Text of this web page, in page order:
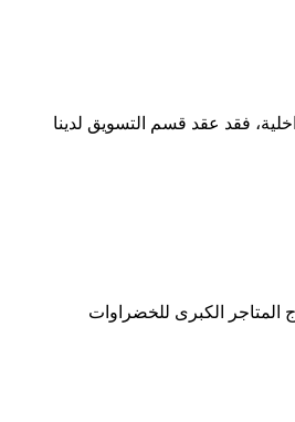
فقد عقد قسم التسويق لدينا
الكبرى للخضراوات